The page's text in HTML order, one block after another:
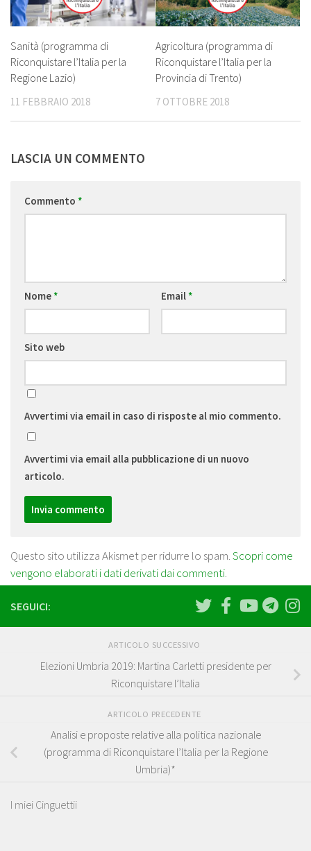
Sanità (programma di
Riconquistare l’Italia per la
Regione Lazio)
11 FEBBRAIO 2018
Agricoltura (programma di
Riconquistare l’Italia per la
Provincia di Trento)
7 OTTOBRE 2018
LASCIA UN COMMENTO
Commento *
Nome* Email*
Sito web
Avvertimi via email in caso di risposte al mio commento.
Avvertimi via email alla pubblicazione di un nuovo
articolo.
Questo sito utilizza Akismet per ridurre lo spam.Scopri come
vengono elaborati i dati derivati dai commenti.
SEGUICI:
ARTICOLO SUCCESSIVO
Elezioni Umbria 2019: Martina Carletti presidente per
Riconquistare l’Italia
ARTICOLO PRECEDENTE
Analisi e proposte relative alla politica nazionale
(programma di Riconquistare l’Italia per la Regione
Umbria)*
I miei Cinguettii